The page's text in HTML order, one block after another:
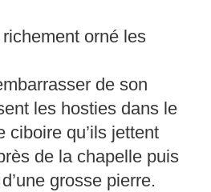
orné les
de son
les hosties dans le
ciboire qu’ils jettent
de la chapelle puis
grosse pierre.